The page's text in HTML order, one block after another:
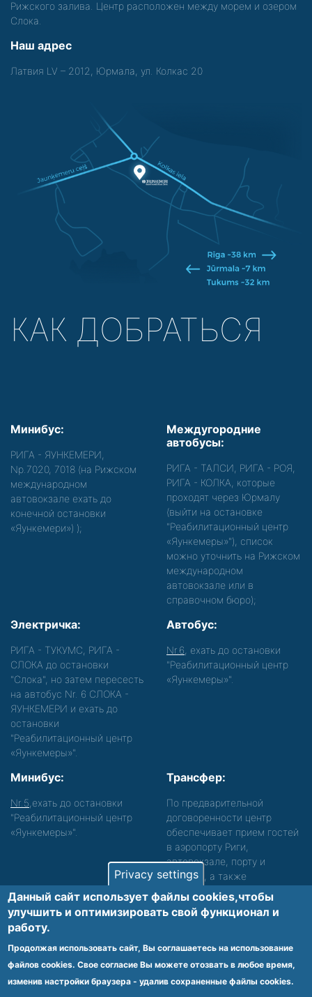
Рижского залива. Центр расположен между морем и озером
Слока.
Наш адрес
Латвия LV – 2012, Юрмала, ул. Колкас 20
КАК ДОБРАТЬСЯ
Минибус:
РИГА - ЯУНКЕМЕРИ,
Nр.7020, 7018 (на Рижском
международном
автовокзале ехать до
конечной остановки
«Яункемери») );
Междугородние
автобусы:
РИГА - ТАЛСИ, РИГА - РОЯ,
РИГА - КОЛКА, которые
проходят через Юрмалу
(выйти на остановке
"Реабилитационный центр
«Яункемеры»"), список
можно уточнить на Рижском
международном
автовокзале или в
справочном бюро);
Электричка:
РИГА - ТУКУМС, РИГА -
СЛОКА до остановки
"Слока", но затем пересесть
на автобус Nr. 6 СЛОКА -
ЯУНКЕМЕРИ и ехать до
остановки
"Реабилитационный центр
«Яункемеры»".
Автобус:
Nr.6 , ехать до остановки
"Реабилитационный центр
«Яункемеры»".
Минибус:
Nr.5 ,ехать до остановки
"Реабилитационный центр
«Яункемеры»".
Трансфер:
По предварительной
договоренности центр
обеспечивает прием гостей
в аэропорту Риги,
автовокзале, порту и
вокзале, а также
сопровождение. Просьба
звонить, чтобы уточнить
детали.
Обеспечиваем доступность среды для лиц с
функциональными нарушениями.
Footer Vietnes karte Noteikumi un privātuma politika
Privacy settings
Данный сайт использует файлы cookies,чтобы
улучшить и оптимизировать cвой функционал и
работу.
Продолжая использовать сайт, Вы соглашаетесь на использование
файлов cookies. Свое согласие Вы можете отозвать в любое время,
изменив настройки браузера - удалив сохраненные файлы cookies.